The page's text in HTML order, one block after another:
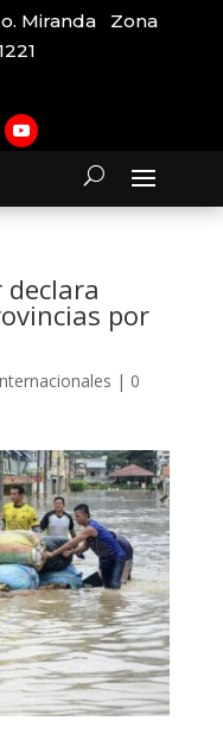
Miranda Zona
declara
por
| 0